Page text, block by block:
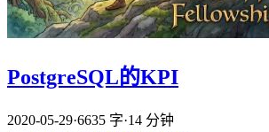
PostgreSQL的KPI
2020-05-29·6635 字·14 分钟